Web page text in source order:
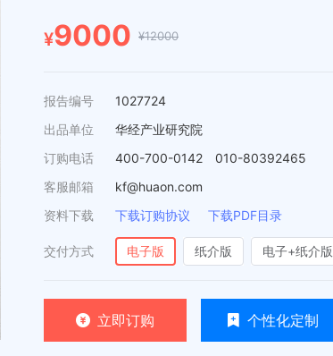
¥9000 ¥12000
报告编号
1027724
出品单位
华经产业研究院
订购电话
400-700-0142 010-80392465
客服邮箱
kf@huaon.com
资料下载
下载订购协议 下载PDF目录
交付方式 电子版 纸介版 电子+纸介版
立即订购 个性化定制